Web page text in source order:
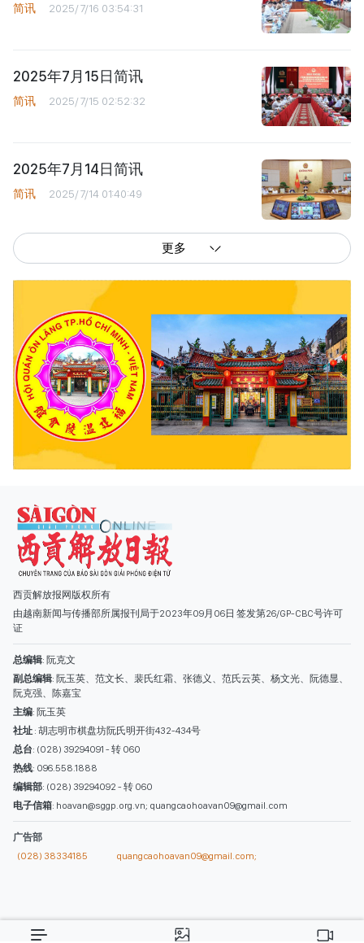
简讯 2025/7/16 03:54:31
2025年7月15日简讯
简讯 2025/7/15 02:52:32
2025年7月14日简讯
简讯 2025/7/14 01:40:49
更多
西贡解放报网版权所有
由越南新闻与传播部所属报刊局于2023年09月06日 签发第26/GP-CBC号许可
证
副总编辑: 阮玉英、范文长、裴氏红霜、张德义、范氏云英、杨文光、阮德显、
阮克强、陈嘉宝
主编: 阮玉英
社址: 胡志明市棋盘坊阮氏明开街432-434号
总台: (028) 39294091 - 转 060
热线: 096.558.1888
编辑部: (028) 39294092 - 转 060
电子信箱
广告部
(028) 38334185
quangcaohoavan09@gmail.com;
类别